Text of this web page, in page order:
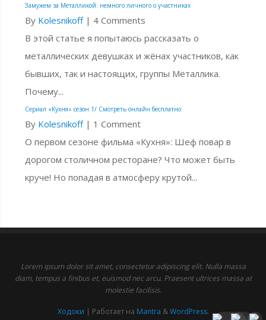
Замужем за Металликой: немного личного о участниках
By Kolesnikoff| 4 Comments
В этой статье я попытаюсь рассказать о
металлических девушках и жёнах участников, как
бывших, так и настоящих, группы Металлика.
Почему...
Сериал «Кухня» сезон 1/ Смотреть онлайн бесплатно
By Kolesnikoff| 1 Comment
О первом сезоне фильма «Кухня»: Шеф повар в
дорогом столичном ресторане? Что может быть
круче! Но попадая в атмосферу крутой...
Lorem ipsum dolor sit amet, consectetur adipiscing elit. Nulla massa
diam, tempus a finibus et, euismod nec arcu. Praesent ultrices massa at
molestie facilisis.
Ходоки | Работает на Mantra &WordPress.